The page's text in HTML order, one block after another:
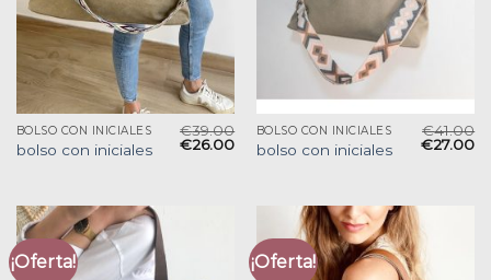
BOLSO CON INICIALES
bolso con iniciales
€39.00
€26.00
BOLSO CON INICIALES
bolso con iniciales
€41.00
€27.00
¡Oferta! ¡Oferta!